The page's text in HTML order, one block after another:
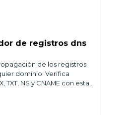
de registros dns
de los registros
dominio. Verifica
TXT, NS y CNAME con esta…